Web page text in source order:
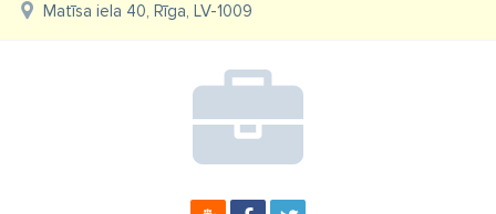
Matīsa iela 40, Rīga, LV-1009